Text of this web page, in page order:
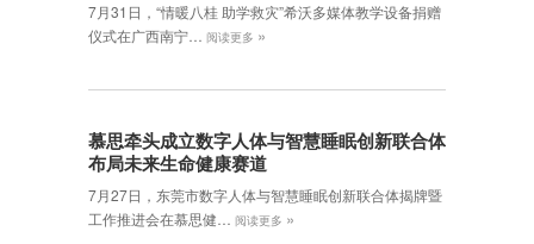
7月31日，“情暖八桂 助学救灾”希沃多媒体教学设备捐赠
仪式在广西南宁…
阅读更多 »
慕思牵头成立数字人体与智慧睡眠创新联合体
布局未来生命健康赛道
7月27日，东莞市数字人体与智慧睡眠创新联合体揭牌暨
工作推进会在慕思健…
阅读更多 »